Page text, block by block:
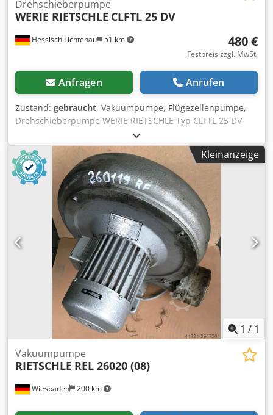
Hessisch Lichtenau 51 km
Drehschieberpumpe
WERIE RIETSCHLE CLFTL 25 DV
480 €
Festpreis zzgl. MwSt.
Anfragen Anrufen
Zustand: gebraucht, Vakuumpumpe, Flügezellenpumpe,
Drehschieberpumpe WERIE RIETSCHLE Typ CLFTL 25 DV
Dkedpfxexciwnj Af Tor Geräte. Nr. 481579 Förderleistung:
25 m3/h Unterdruck:: - 0,6 bar (bei Probelauf - 0,66 bar)
Vakuum: 60% Motordrehzahl: 1400 U/min. Motorleistung:
1,4 kW Netzanschluß:: 220 Volt, 50 Hz -
Trockenläuferpumpe ohne Ölschmierung -
Gewindeanschluß für die Saug- und Druckleitung 1/2"
Platzbedarf L x B x H: 600 x 360 x 270 mm Gewicht: 50 kg
guter Zustand
Kleinanzeige
1 / 1
Wiesbaden 200 km
Vakuumpumpe
RIETSCHLE REL 26020 (08)